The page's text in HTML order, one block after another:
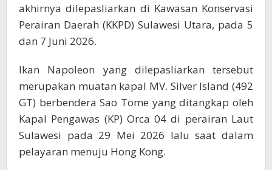
akhirnya dilepasliarkan di Kawasan Konservasi
Perairan Daerah (KKPD) Sulawesi Utara, pada 5
dan 7 Juni 2026.
Ikan Napoleon yang dilepasliarkan tersebut
merupakan muatan kapal MV. Silver Island (492
GT) berbendera Sao Tome yang ditangkap oleh
Kapal Pengawas (KP) Orca 04 di perairan Laut
Sulawesi pada 29 Mei 2026 lalu saat dalam
pelayaran menuju Hong Kong.